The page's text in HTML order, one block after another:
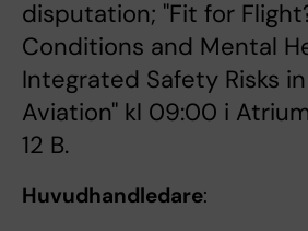
disputation; "Fit for
Conditions and Mental
Integrated Safety Risks
Aviation" kl 09:00 i
12 B.
Huvudhandledare: